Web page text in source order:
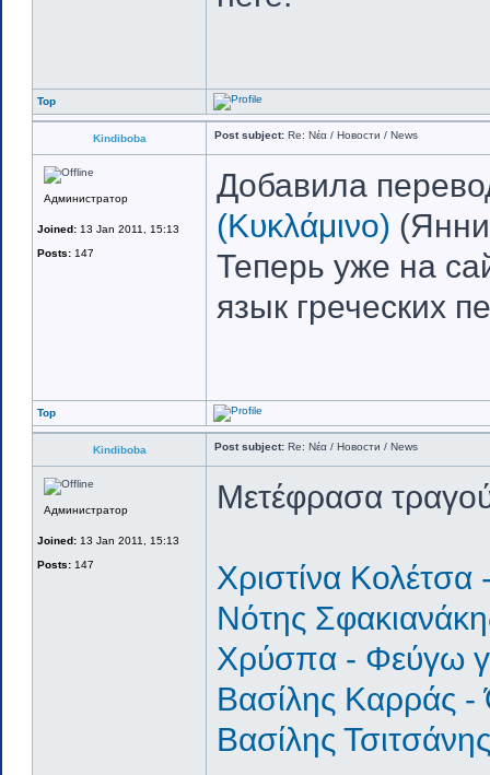
Top
Kindiboba Post subject: Re: Νέα / Новости / News
Администратор
Joined: 13 Jan 2011, 15:13
Posts: 147
Добавила
(Κυκλάμινο)
Теперь уже на
язык греческих
Top
Kindiboba Post subject: Re: Νέα / Новости / News
Администратор
Joined: 13 Jan 2011, 15:13
Posts: 147
Μετέφρασα
Χριστίνα
Νότης
Χρύσπα - Φεύγω
Βασίλης Καρράς
Βασίλης